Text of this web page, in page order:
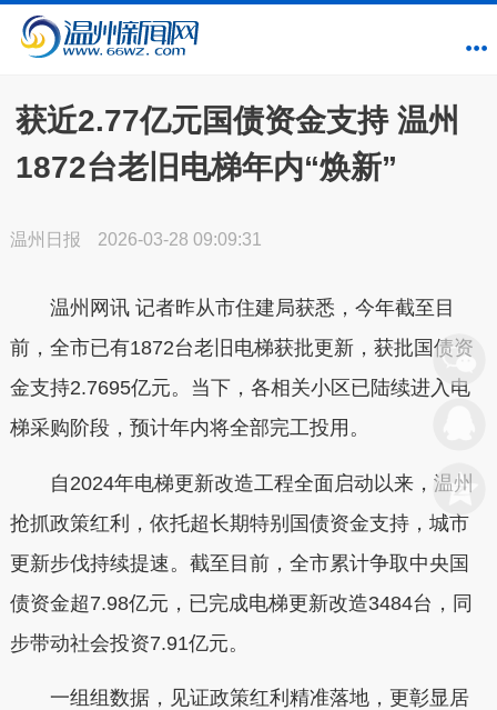
获近2.77亿元国债资金支持 温州
1872台老旧电梯年内“焕新”
温州日报 2026-03-28 09:09:31
温州网讯 记者昨从市住建局获悉，今年截至目
前，全市已有1872台老旧电梯获批更新，获批国债资
金支持2.7695亿元。当下，各相关小区已陆续进入电
梯采购阶段，预计年内将全部完工投用。
自2024年电梯更新改造工程全面启动以来，温州
抢抓政策红利，依托超长期特别国债资金支持，城市
更新步伐持续提速。截至目前，全市累计争取中央国
债资金超7.98亿元，已完成电梯更新改造3484台，同
步带动社会投资7.91亿元。
一组组数据，见证政策红利精准落地，更彰显居